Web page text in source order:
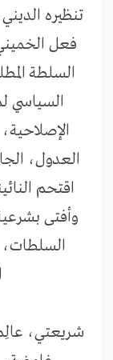
تنظيره
فعل
السلطة
السياسي
العدول،
اقتحم
وأفتى